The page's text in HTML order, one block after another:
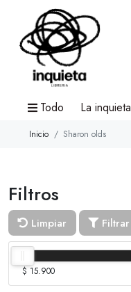
Todo La inquieta
Inicio Sharon olds
Filtros
Limpiar Filtrar
$ 15.900